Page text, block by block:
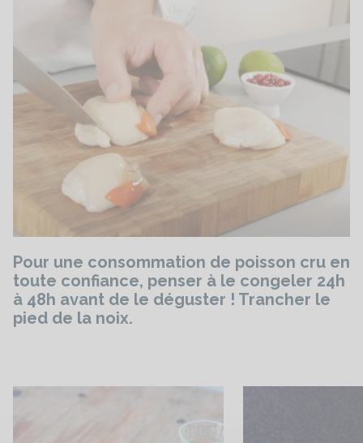
Pour une consommation de poisson cru en
toute confiance, penser à le congeler 24h
à 48h avant de le déguster ! Trancher le
pied de la noix.